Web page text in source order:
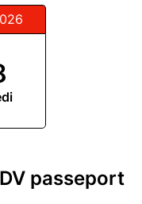
passeport